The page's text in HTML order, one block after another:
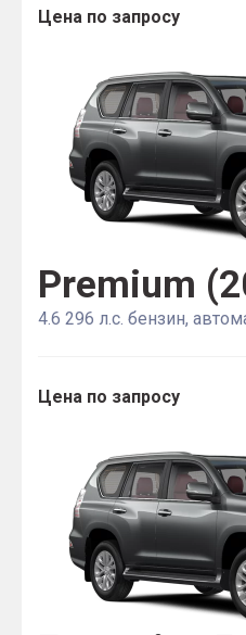
Цена по запросу
Premium
4.6 296 л.с. бензин,
Цена по запросу